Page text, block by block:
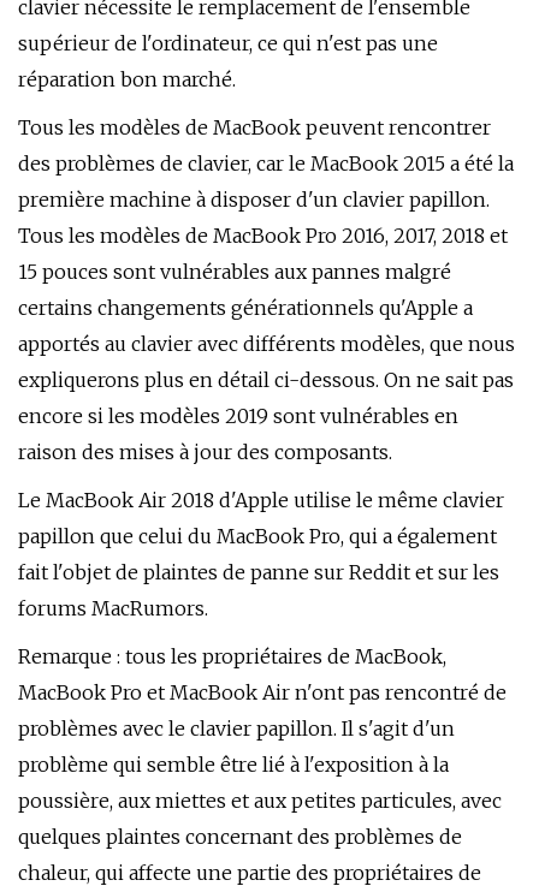
clavier nécessite le remplacement de l'ensemble
supérieur de l'ordinateur, ce qui n'est pas une
réparation bon marché.
Tous les modèles de MacBook peuvent rencontrer
des problèmes de clavier, car le MacBook 2015 a été la
première machine à disposer d'un clavier papillon.
Tous les modèles de MacBook Pro 2016, 2017, 2018 et
15 pouces sont vulnérables aux pannes malgré
certains changements générationnels qu'Apple a
apportés au clavier avec différents modèles, que nous
expliquerons plus en détail ci-dessous. On ne sait pas
encore si les modèles 2019 sont vulnérables en
raison des mises à jour des composants.
Le ‌MacBook Air‌ 2018 d'Apple utilise le même clavier
papillon que celui du MacBook Pro, qui a également
fait l'objet de plaintes de panne sur Reddit et sur les
forums MacRumors.
Remarque : tous les propriétaires de MacBook,
MacBook Pro et ‌MacBook Air‌ n'ont pas rencontré de
problèmes avec le clavier papillon. Il s'agit d'un
problème qui semble être lié à l'exposition à la
poussière, aux miettes et aux petites particules, avec
quelques plaintes concernant des problèmes de
chaleur, qui affecte une partie des propriétaires de